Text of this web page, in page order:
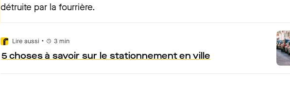
détruite par la fourrière.
Lire aussi • 3 min
5 choses à savoir sur le stationnement en ville